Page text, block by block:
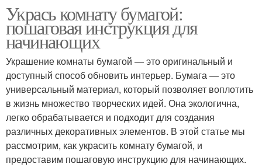
Укрась комнату бумагой:
пошаговая инструкция для
начинающих
Украшение комнаты бумагой — это оригинальный и
доступный способ обновить интерьер. Бумага — это
универсальный материал, который позволяет воплотить
в жизнь множество творческих идей. Она экологична,
легко обрабатывается и подходит для создания
различных декоративных элементов. В этой статье мы
рассмотрим, как украсить комнату бумагой, и
предоставим пошаговую инструкцию для начинающих.